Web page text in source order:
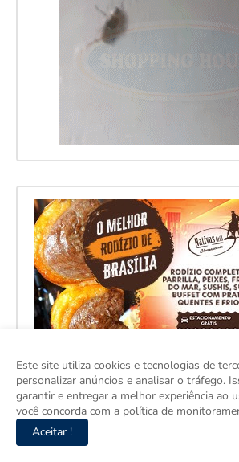
Este site utiliza cookies e tecnologias de
personalizar anúncios e analisar o tráfego.
garantir e entregar a melhor experiência ao
você concorda com a política de
Aceitar !